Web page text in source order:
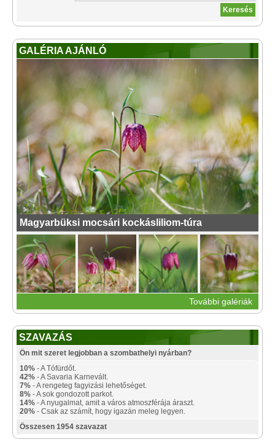
GALÉRIA AJÁNLÓ
Magyarbüksi mocsári kockásliliom-túra
További galériák
SZAVAZÁS
Ön mit szeret legjobban a szombathelyi nyárban?
10% - A Tófürdőt.
42% - A Savaria Karnevált.
7% - A rengeteg fagyizási lehetőséget.
8% - A sok gondozott parkot.
14% - A nyugalmat, amit a város atmoszférája áraszt.
20% - Csak az számít, hogy igazán meleg legyen.
Összesen 1954 szavazat